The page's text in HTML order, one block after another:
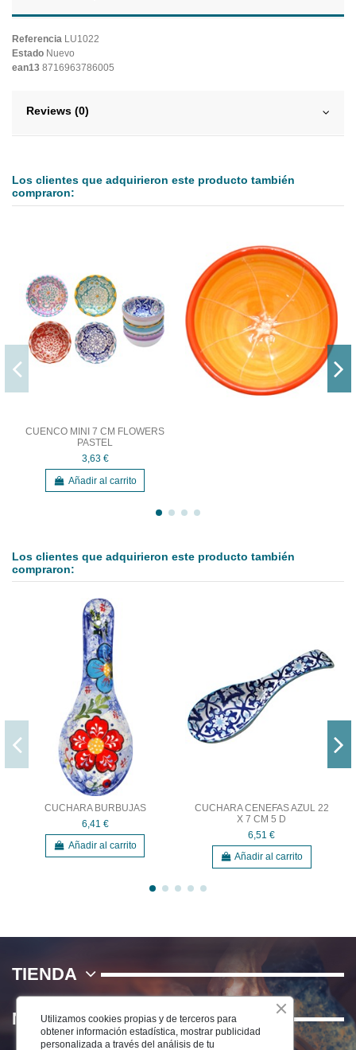
Referencia LU1022
Estado Nuevo
ean13 8716963786005
Reviews (0)
Los clientes que adquirieron este producto también
compraron:
CUENCO MINI 7 CM FLOWERS
PASTEL
3,63 €
Añadir al carrito
Los clientes que adquirieron este producto también
compraron:
CUCHARA BURBUJAS
6,41 €
Añadir al carrito
CUCHARA CENEFAS AZUL 22
X 7 CM 5 D
6,51 €
Añadir al carrito
TIENDA
NOSOTROS
Utilizamos cookies propias y de terceros para
obtener información estadística, mostrar publicidad
personalizada a través del análisis de tu